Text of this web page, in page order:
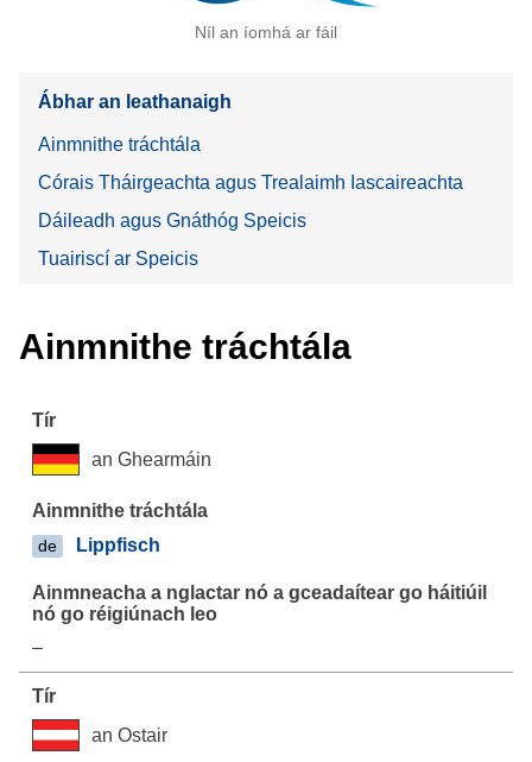
Níl an íomhá ar fáil
Ábhar an leathanaigh
Ainmnithe tráchtála
Córais Tháirgeachta agus Trealaimh Iascaireachta
Dáileadh agus Gnáthóg Speicis
Tuairiscí ar Speicis
Ainmnithe tráchtála
an Ghearmáin
de Lippfisch
–
an Ostair